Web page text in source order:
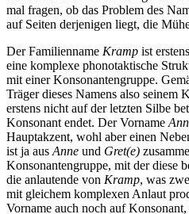
mal fragen, ob das Problem des
auf Seiten derjenigen liegt, die
Der Familienname Kramp ist
eine komplexe phonotaktische
mit einer Konsonantengruppe.
Träger dieses Namens also seinem
erstens nicht auf der letzten Silbe
Konsonant endet. Der Vorname
Hauptakzent, wohl aber einen
ist ja aus Anne und Gret(e)
Konsonantengruppe, mit der diese
die anlautende von Kramp, was
mit gleichem komplexen Anlaut
Vorname auch noch auf